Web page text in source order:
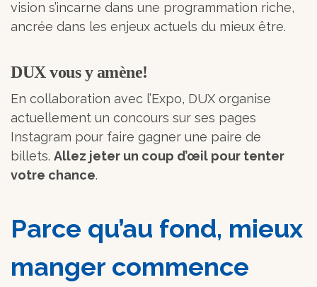
vision s’incarne dans une programmation riche,
ancrée dans les enjeux actuels du mieux être.
DUX vous y amène!
En collaboration avec l’Expo, DUX organise
actuellement un concours sur ses pages
Instagram pour faire gagner une paire de
billets. Allez jeter un coup d’œil pour tenter
votre chance.
Parce qu’au fond, mieux
manger commence